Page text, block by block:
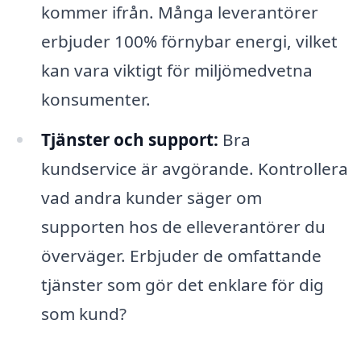
kommer ifrån. Många leverantörer
erbjuder 100% förnybar energi, vilket
kan vara viktigt för miljömedvetna
konsumenter.
Tjänster och support: Bra
kundservice är avgörande. Kontrollera
vad andra kunder säger om
supporten hos de elleverantörer du
överväger. Erbjuder de omfattande
tjänster som gör det enklare för dig
som kund?